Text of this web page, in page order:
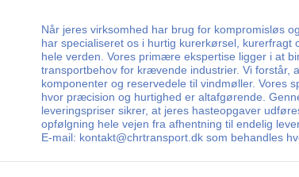
Når jeres virksomhed har brug for kompromisløs
har specialiseret os i hurtig kurerkørsel,
hele verden. Vores primære ekspertise ligger i at
transportbehov for krævende industrier. Vi forstår,
komponenter og reservedele til vindmøller. Vores
hvor præcision og hurtighed er altafgørende.
leveringspriser sikrer, at jeres hasteopgaver
opfølgning hele vejen fra afhentning til endelig
E-mail: kontakt@chrtransport.dk som behandles